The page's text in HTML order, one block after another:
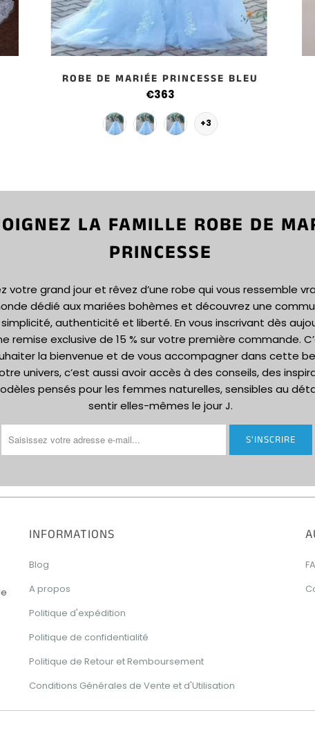
ROBE DE MARIÉE PRINCESSE BLEU
€363
+3
LA FAMILLE ROBE DE
PRINCESSE
votre grand jour et rêvez d’une robe qui vous ressemble
dédié aux mariées bohèmes et découvrez une
authenticité et liberté. En vous inscrivant dès
remise exclusive de 15 % sur votre première commande.
la bienvenue et de vous accompagner dans cette
univers, c’est aussi avoir accès à des conseils, des
pensés pour les femmes naturelles, sensibles au
sentir elles-mêmes le jour J.
INFORMATIONS
Blog
A propos
Politique d'expédition
Politique de confidentialité
Politique de Retour et Remboursement
Conditions Générales de Vente et d'Utilisation